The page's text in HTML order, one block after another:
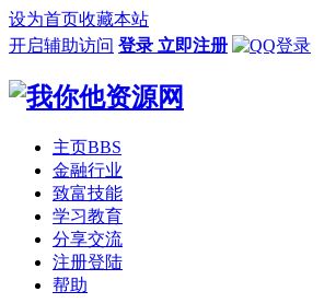
设为首页收藏本站
开启辅助访问 登录 立即注册
主页BBS
金融行业
致富技能
学习教育
分享交流
注册登陆
帮助